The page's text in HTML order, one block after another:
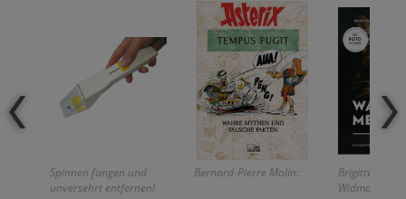
Spinnen fangen und
unversehrt entfernen!
Bernard-Pierre Molin:
Brigitte
Widmann: